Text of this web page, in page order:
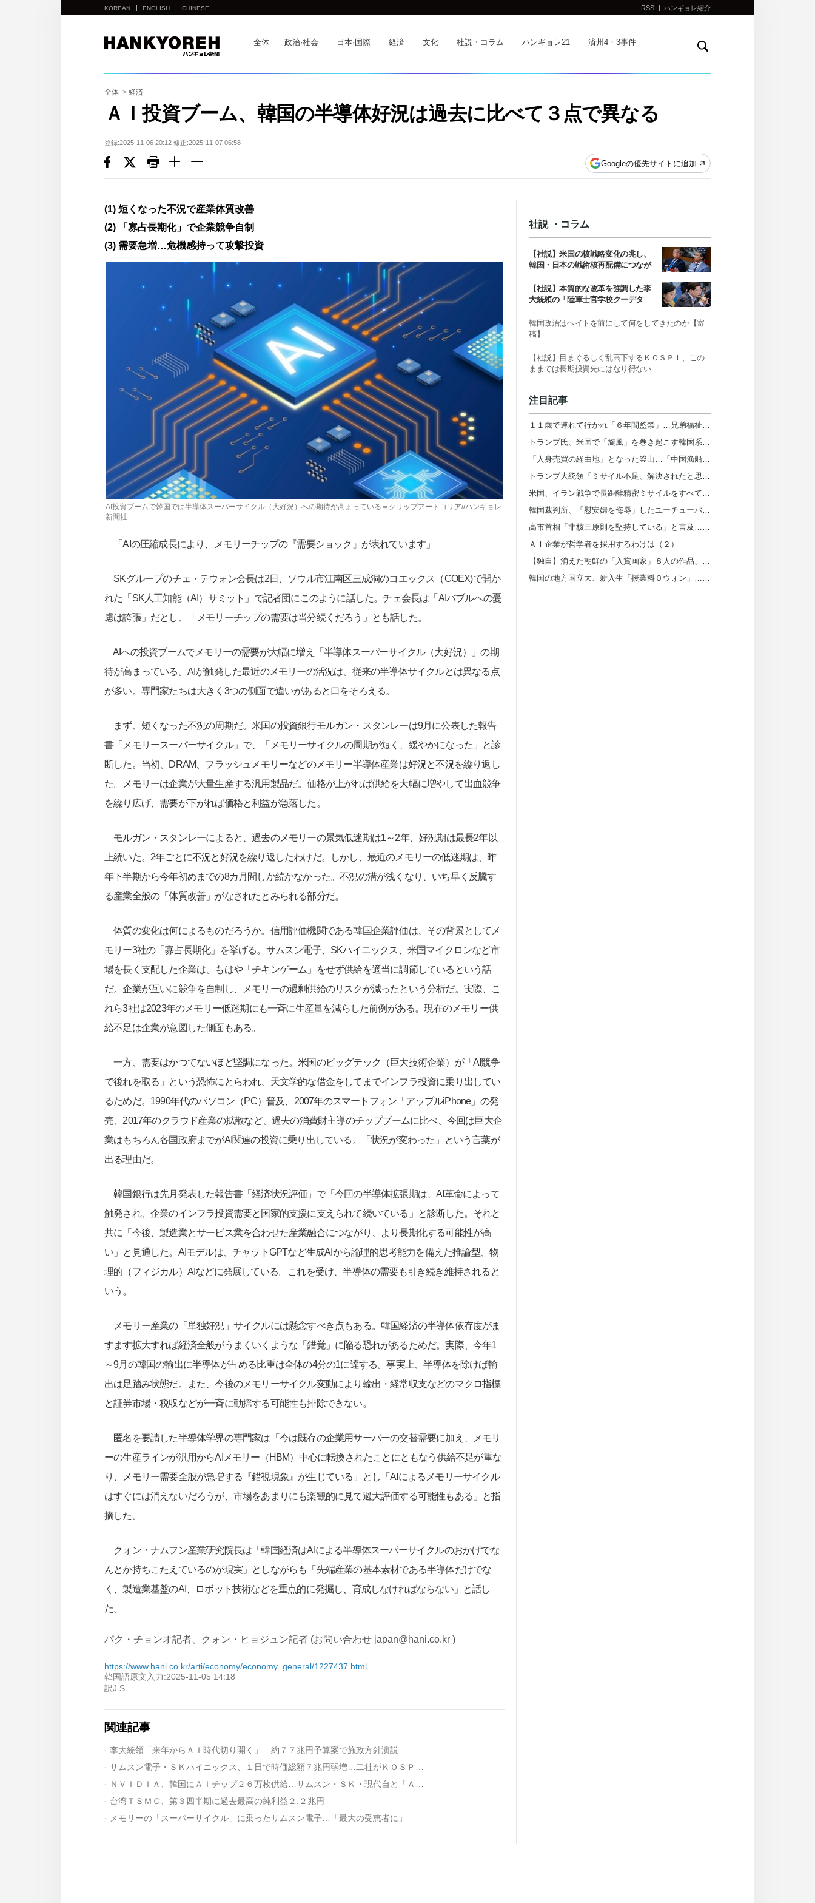
他
国
の
サ
イ
ト
の
リ
다
른
나
라
KOREAN ENGLISH CHINESE
全体 政治·社会 日本·国際 経済 文化 社説・コラム ハンギョレ21 済州4・3事件
検
RSS ハンギョレ紹介
全体 > 経済
ＡＩ投資ブーム、韓国の半導体好況は過去に比べて３点で異なる
登録:2025-11-06 20:12 修正:2025-11-07 06:58
Googleの優先サイトに追加
(1) 短くなった不況で産業体質改善
(2) 「寡占長期化」で企業競争自制
(3) 需要急増…危機感持って攻撃投資
AI投資ブームで韓国では半導体スーパーサイクル（大好況）への期待が高まっている＝クリップアートコリア//ハンギョレ
新聞社
「AIの圧縮成長により、メモリーチップの『需要ショック』が表れています」
SKグループのチェ・テウォン会長は2日、ソウル市江南区三成洞のコエックス（COEX)で開か
れた「SK人工知能（AI）サミット」で記者団にこのように話した。チェ会長は「AIバブルへの憂
慮は誇張」だとし、「メモリーチップの需要は当分続くだろう」とも話した。
AIへの投資ブームでメモリーの需要が大幅に増え「半導体スーパーサイクル（大好況）」の期
待が高まっている。AIが触発した最近のメモリーの活況は、従来の半導体サイクルとは異なる点
が多い。専門家たちは大きく3つの側面で違いがあると口をそろえる。
まず、短くなった不況の周期だ。米国の投資銀行モルガン・スタンレーは9月に公表した報告
書「メモリースーパーサイクル」で、「メモリーサイクルの周期が短く、緩やかになった」と診
断した。当初、DRAM、フラッシュメモリーなどのメモリー半導体産業は好況と不況を繰り返し
た。メモリーは企業が大量生産する汎用製品だ。価格が上がれば供給を大幅に増やして出血競争
を繰り広げ、需要が下がれば価格と利益が急落した。
モルガン・スタンレーによると、過去のメモリーの景気低迷期は1～2年、好況期は最長2年以
上続いた。2年ごとに不況と好況を繰り返したわけだ。しかし、最近のメモリーの低迷期は、昨
年下半期から今年初めまでの8カ月間しか続かなかった。不況の溝が浅くなり、いち早く反騰す
る産業全般の「体質改善」がなされたとみられる部分だ。
体質の変化は何によるものだろうか。信用評価機関である韓国企業評価は、その背景としてメ
モリー3社の「寡占長期化」を挙げる。サムスン電子、SKハイニックス、米国マイクロンなど市
場を長く支配した企業は、もはや「チキンゲーム」をせず供給を適当に調節しているという話
だ。企業が互いに競争を自制し、メモリーの過剰供給のリスクが減ったという分析だ。実際、こ
れら3社は2023年のメモリー低迷期にも一斉に生産量を減らした前例がある。現在のメモリー供
給不足は企業が意図した側面もある。
一方、需要はかつてないほど堅調になった。米国のビッグテック（巨大技術企業）が「AI競争
で後れを取る」という恐怖にとらわれ、天文学的な借金をしてまでインフラ投資に乗り出してい
るためだ。1990年代のパソコン（PC）普及、2007年のスマートフォン「アップルiPhone」の発
売、2017年のクラウド産業の拡散など、過去の消費財主導のチップブームに比べ、今回は巨大企
業はもちろん各国政府までがAI関連の投資に乗り出している。「状況が変わった」という言葉が
出る理由だ。
韓国銀行は先月発表した報告書「経済状況評価」で「今回の半導体拡張期は、AI革命によって
触発され、企業のインフラ投資需要と国家的支援に支えられて続いている」と診断した。それと
共に「今後、製造業とサービス業を合わせた産業融合につながり、より長期化する可能性が高
い」と見通した。AIモデルは、チャットGPTなど生成AIから論理的思考能力を備えた推論型、物
理的（フィジカル）AIなどに発展している。これを受け、半導体の需要も引き続き維持されると
いう。
メモリー産業の「単独好況」サイクルには懸念すべき点もある。韓国経済の半導体依存度がま
すます拡大すれば経済全般がうまくいくような「錯覚」に陥る恐れがあるためだ。実際、今年1
～9月の韓国の輸出に半導体が占める比重は全体の4分の1に達する。事実上、半導体を除けば輸
出は足踏み状態だ。また、今後のメモリーサイクル変動により輸出・経常収支などのマクロ指標
と証券市場・税収などが一斉に動揺する可能性も排除できない。
匿名を要請した半導体学界の専門家は「今は既存の企業用サーバーの交替需要に加え、メモリ
ーの生産ラインが汎用からAIメモリー（HBM）中心に転換されたことにともなう供給不足が重な
り、メモリー需要全般が急増する『錯視現象』が生じている」とし「AIによるメモリーサイクル
はすぐには消えないだろうが、市場をあまりにも楽観的に見て過大評価する可能性もある」と指
摘した。
クォン・ナムフン産業研究院長は「韓国経済はAIによる半導体スーパーサイクルのおかげでな
んとか持ちこたえているのが現実」としながらも「先端産業の基本素材である半導体だけでな
く、製造業基盤のAI、ロボット技術などを重点的に発掘し、育成しなければならない」と話し
た。
パク・チョンオ記者、クォン・ヒョジュン記者 (お問い合わせ japan@hani.co.kr )
https://www.hani.co.kr/arti/economy/economy_general/1227437.html
韓国語原文入力:2025-11-05 14:18
訳J.S
関連記事
· 李大統領「来年からＡＩ時代切り開く」…約７７兆円予算案で施政方針演説
· 台湾ＴＳＭＣ、第３四半期に過去最高の純利益２.２兆円
· メモリーの「スーパーサイクル」に乗ったサムスン電子…「最大の受恵者に」
社説 ・コラム
【社説】米国の核戦略変化の兆し、
韓国・日本の戦術核再配備につなが
【社説】本質的な改革を強調した李
大統領の「陸軍士官学校クーデタ
韓国政治はヘイトを前にして何をしてきたのか【寄
稿】
【社説】目まぐるしく乱高下するＫＯＳＰＩ、この
ままでは長期投資先にはなり得ない
注目記事
１１歳で連れて行かれ「６年間監禁」…兄弟福祉院が私の人生を壊した＝韓国
トランプ氏、米国で「旋風」を巻き起こす韓国系知事候補を「共産主義者の狂人」と非難
「人身売買の経由地」となった釜山…「中国漁船、韓国に違法拘束外部委託」
トランプ大統領「ミサイル不足、解決されたと思っていた」…ヘグセス長官を厳しく叱責
米国、イラン戦争で長距離精密ミサイルをすべて消費
韓国裁判所、「慰安婦を侮辱」したユーチューバーによる「正義連の名誉毀損」認める
高市首相「非核三原則を堅持している」と言及…歴代首相と微妙に異なる表現
ＡＩ企業が哲学者を採用するわけは（２）
【独自】消えた朝鮮の「入賞画家」８人の作品、日本の皇室が所蔵していた
韓国の地方国立大、新入生「授業料０ウォン」…来年から全額奨学金検討